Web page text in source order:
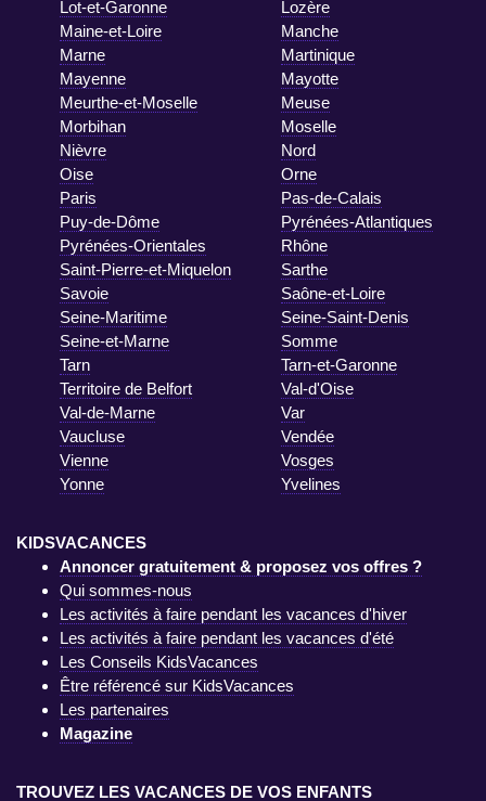
Lot-et-Garonne
Lozère
Maine-et-Loire
Manche
Marne
Martinique
Mayenne
Mayotte
Meurthe-et-Moselle
Meuse
Morbihan
Moselle
Nièvre
Nord
Oise
Orne
Paris
Pas-de-Calais
Puy-de-Dôme
Pyrénées-Atlantiques
Pyrénées-Orientales
Rhône
Saint-Pierre-et-Miquelon
Sarthe
Savoie
Saône-et-Loire
Seine-Maritime
Seine-Saint-Denis
Seine-et-Marne
Somme
Tarn
Tarn-et-Garonne
Territoire de Belfort
Val-d'Oise
Val-de-Marne
Var
Vaucluse
Vendée
Vienne
Vosges
Yonne
Yvelines
KIDSVACANCES
Annoncer gratuitement & proposez vos offres ?
Qui sommes-nous
Les activités à faire pendant les vacances d'hiver
Les activités à faire pendant les vacances d'été
Les Conseils KidsVacances
Être référencé sur KidsVacances
Les partenaires
Magazine
TROUVEZ LES VACANCES DE VOS ENFANTS